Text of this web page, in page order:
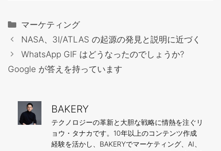
カ
テ
リ
ー
マーケティング
NASA、3I/ATLAS の起源の発見と説明に近づく
WhatsApp GIF はどうなったのでしょうか?
Google が答えを持っています
BAKERY
テクノロジーの革新と大胆な戦略に情熱を注ぐリ
ョウ・タナカです。10年以上のコンテンツ作成
経験を活かし、BAKERYでマーケティング、AI、